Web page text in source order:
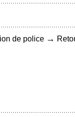
de police →